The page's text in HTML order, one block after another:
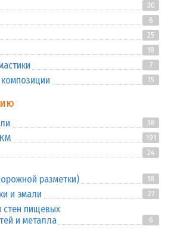
30
6
25
18
7
15
38
191
24
разметки)
18
и эмали 27
пищевых
и металла
6